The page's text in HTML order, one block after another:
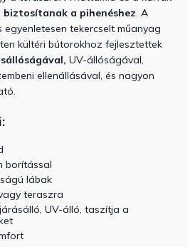
biztosítanak a pihenéshez. A
tekercselt műanyag
kültéri bútorokhoz fejlesztettek
UV-állóságával,
ellenállásával, és nagyon
borítással
lábak
teraszra
UV-álló, taszítja a